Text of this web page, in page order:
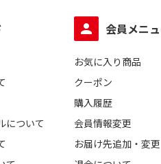
について
会員メニ
お気に入り商品
クーポン
購入履歴
会員情報変更
お届け先追加・変更